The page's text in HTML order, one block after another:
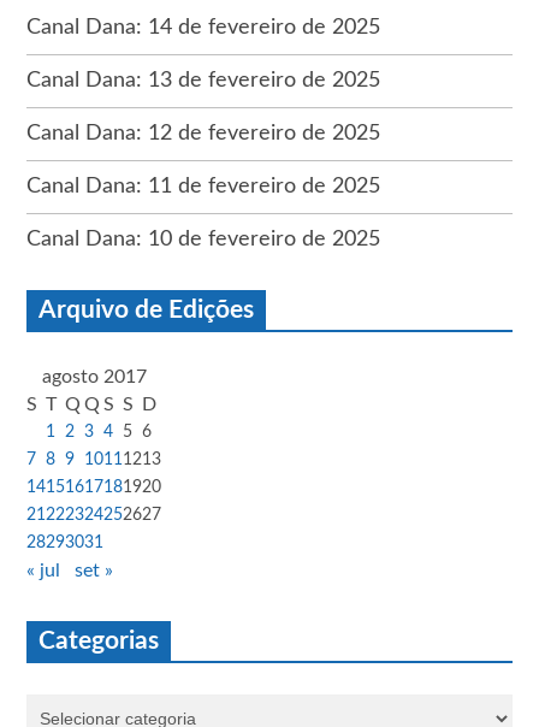
Canal Dana: 14 de fevereiro de 2025
Canal Dana: 13 de fevereiro de 2025
Canal Dana: 12 de fevereiro de 2025
Canal Dana: 11 de fevereiro de 2025
Canal Dana: 10 de fevereiro de 2025
Arquivo de Edições
agosto 2017
S T Q Q S S D
1 2 3 4 5 6
7 8 9 1011 1213
14151617181920
21 222324252627
28293031
« jul set »
Categorias